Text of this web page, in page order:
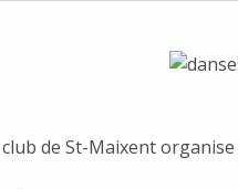
de St-Maixent